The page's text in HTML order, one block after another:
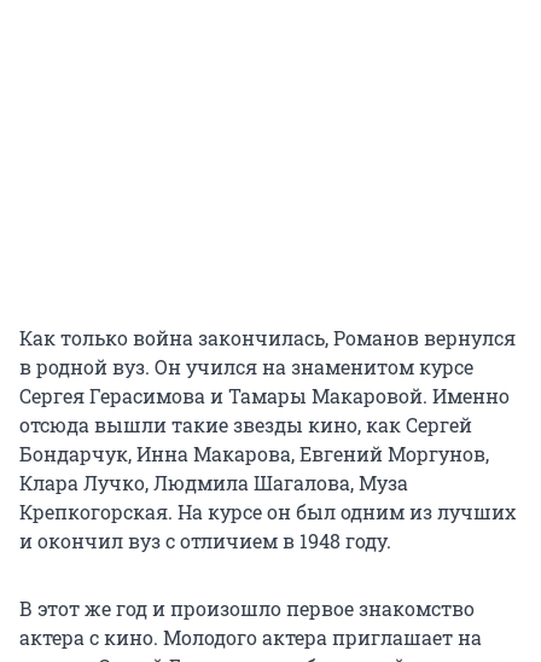
Как только война закончилась, Романов вернулся
в родной вуз. Он учился на знаменитом курсе
Сергея Герасимова и Тамары Макаровой. Именно
отсюда вышли такие звезды кино, как Сергей
Бондарчук, Инна Макарова, Евгений Моргунов,
Клара Лучко, Людмила Шагалова, Муза
Крепкогорская. На курсе он был одним из лучших
и окончил вуз с отличием в 1948 году.
В этот же год и произошло первое знакомство
актера с кино. Молодого актера приглашает на